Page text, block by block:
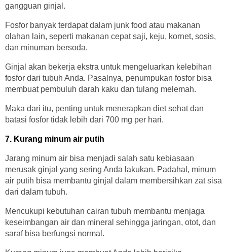
gangguan ginjal.
Fosfor banyak terdapat dalam junk food atau makanan
olahan lain, seperti makanan cepat saji, keju, kornet, sosis,
dan minuman bersoda.
Ginjal akan bekerja ekstra untuk mengeluarkan kelebihan
fosfor dari tubuh Anda. Pasalnya, penumpukan fosfor bisa
membuat pembuluh darah kaku dan tulang melemah.
Maka dari itu, penting untuk menerapkan diet sehat dan
batasi fosfor tidak lebih dari 700 mg per hari.
7. Kurang minum air putih
Jarang minum air bisa menjadi salah satu kebiasaan
merusak ginjal yang sering Anda lakukan. Padahal, minum
air putih bisa membantu ginjal dalam membersihkan zat sisa
dari dalam tubuh.
Mencukupi kebutuhan cairan tubuh membantu menjaga
keseimbangan air dan mineral sehingga jaringan, otot, dan
saraf bisa berfungsi normal.